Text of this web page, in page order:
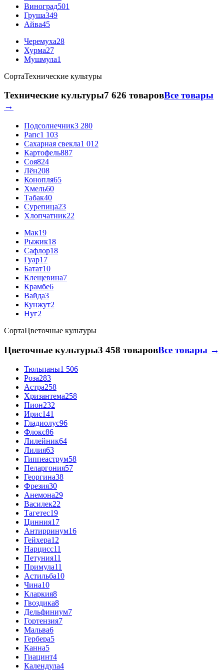
Виноград501
Груша349
Айва45
Черемуха28
Хурма27
Мушмула1
СортаТехнические культуры
Технические культуры7 626 товаровВсе товары
→
Подсолнечник3 280
Рапс1 103
Сахарная свекла1 012
Картофель887
Соя824
Лён208
Конопля65
Хмель60
Табак40
Сурепица23
Хлопчатник22
Мак19
Рыжик18
Сафлор18
Гуар17
Батат10
Клещевина7
Крамбе6
Вайда3
Кунжут2
Нуг2
СортаЦветочные культуры
Цветочные культуры3 458 товаровВсе товары →
Тюльпаны1 506
Роза283
Астра258
Хризантема258
Пион232
Ирис141
Гладиолус96
Флокс86
Лилейник64
Лилия63
Гиппеаструм58
Пеларгония57
Георгина38
Фрезия30
Анемона29
Василек22
Тагетес19
Цинния17
Антирринум16
Гейхера12
Нарцисс11
Петуния11
Примула11
Астильба10
Чина10
Кларкия8
Гвоздика8
Дельфиниум7
Гортензия7
Мальва6
Гербера5
Канна5
Гиацинт4
Календула4